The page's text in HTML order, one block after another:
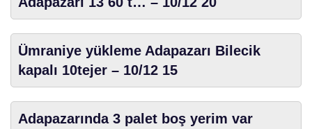
Ümraniye yükleme Adapazarı Bilecik
kapalı 10tejer – 10/12 15
Adapazarında 3 palet boş yerim var